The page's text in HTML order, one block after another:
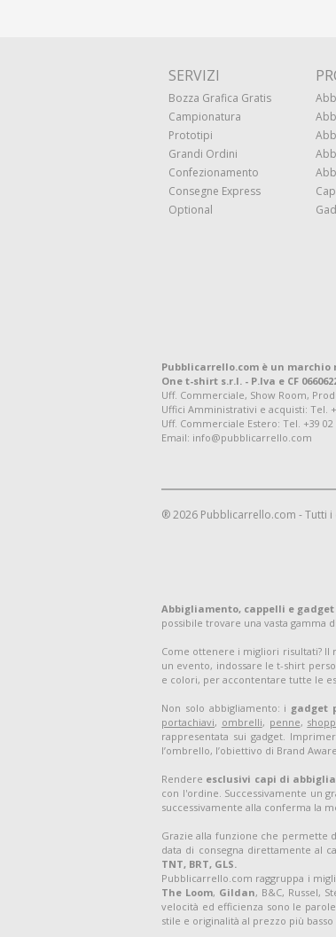
SERVIZI
Bozza Grafica Gratis
Campionatura
Prototipi
Grandi Ordini
Confezionamento
Consegne Express
Optional
Pubblicarrello.com è un
One t-shirt s.r.l. - P.Iva e CF
Uff. Commerciale, Show Room,
Uffici Amministrativi e acquisti: Tel.
Uff. Commerciale Estero: Tel. +39 02
Email: info@pubblicarrello.com
® 2026 Pubblicarrello.com - Tutti
Abbigliamento, cappelli e
possibile trovare una vasta gamma
Come ottenere i migliori risultati? Il
un evento, indossare le t-shirt
e colori, per accontentare tutte le
Non solo abbigliamento: i gadget
portachiavi, ombrelli, penne,
rappresentata sui gadget.
l’ombrello, l’obiettivo di Brand
Rendere esclusivi capi di
con l'ordine. Successivamente un
successivamente alla conferma la
Grazie alla funzione che permette
data di consegna direttamente al
TNT, BRT, GLS.
Pubblicarrello.com raggruppa i
The Loom, Gildan, B&C, Russel,
velocità ed efficienza sono le
stile e originalità al prezzo più